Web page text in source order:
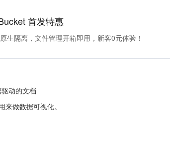
首发特惠
生隔离，文件管理开箱即用，新客0元体验！
动的文档
做数据可视化。